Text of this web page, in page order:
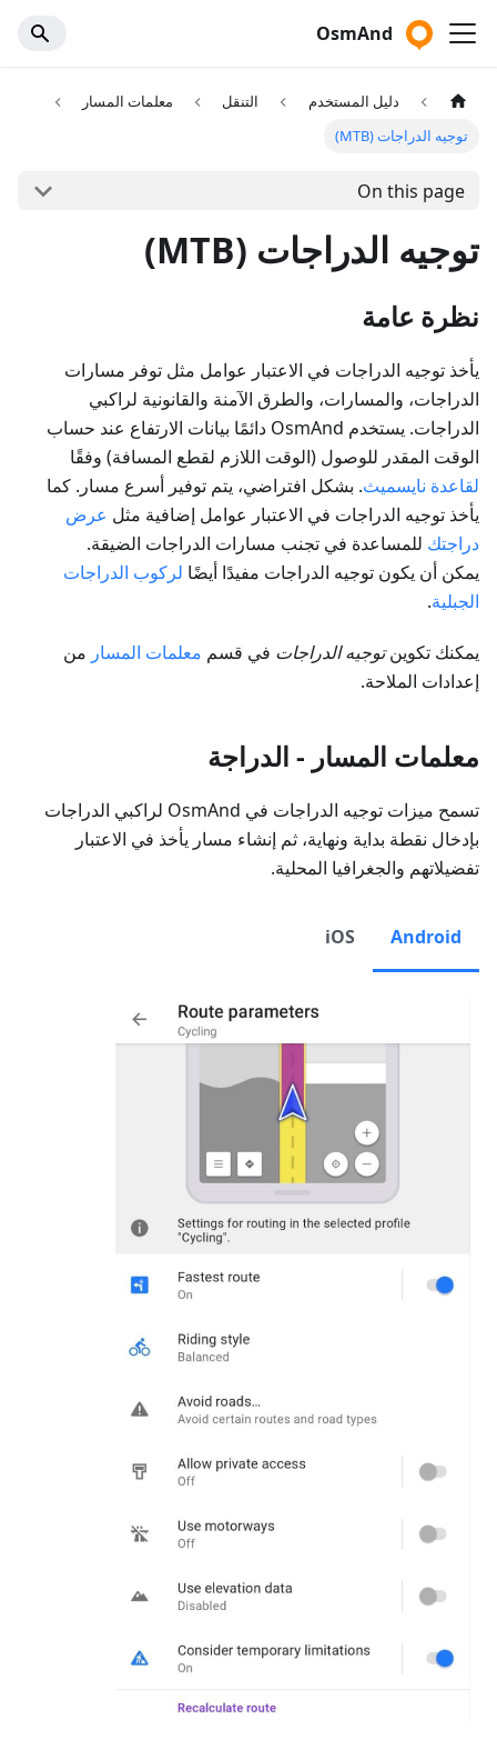
OsmAnd
دليل المستخدم التنقل
معلمات المسار
توجيه الدراجات (MTB)
On this page
توجيه الدراجات (MTB)
نظرة عامة
يأخذ توجيه الدراجات في الاعتبار عوامل مثل توفر مسارات
الدراجات، والمسارات، والطرق الآمنة والقانونية لراكبي
الدراجات. يستخدم OsmAnd دائمًا بيانات الارتفاع عند حساب
الوقت المقدر للوصول (الوقت اللازم لقطع المسافة) وفقًا
لقاعدة نايسميث. بشكل افتراضي، يتم توفير أسرع مسار. كما
يأخذ توجيه الدراجات في الاعتبار عوامل إضافية مثل عرض
دراجتك للمساعدة في تجنب مسارات الدراجات الضيقة.
يمكن أن يكون توجيه الدراجات مفيدًا أيضًا لركوب الدراجات
الجبلية.
يمكنك تكوينتوجيه الدراجات في قسم معلمات المسار من
إعدادات الملاحة.
معلمات المسار - الدراجة
تسمح ميزات توجيه الدراجات في OsmAnd لراكبي الدراجات
بإدخال نقطة بداية ونهاية، ثم إنشاء مسار يأخذ في الاعتبار
تفضيلاتهم والجغرافيا المحلية.
Android
iOS